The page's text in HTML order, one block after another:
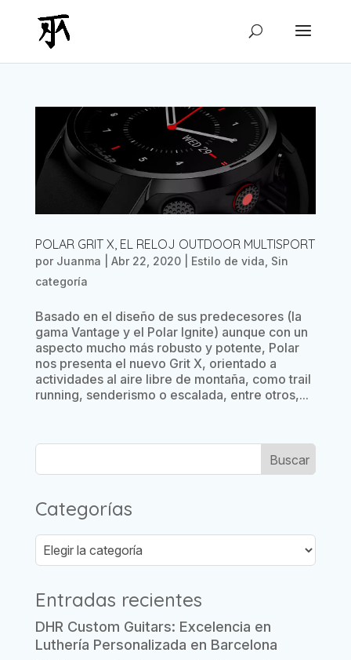
POLAR GRIT X, EL RELOJ OUTDOOR MULTISPORT
por Juanma Abr 22, 2020| Estilo de vida Sin
categoría
Basado en el diseño de sus predecesores (la
gama Vantage y el Polar Ignite) aunque con un
aspecto mucho más robusto y potente, Polar
nos presenta el nuevo Grit X, orientado a
actividades al aire libre de montaña, como trail
running, senderismo o escalada, entre otros,...
Categorías
Categorías
Entradas recientes
DHR Custom Guitars: Excelencia en
Luthería Personalizada en Barcelona